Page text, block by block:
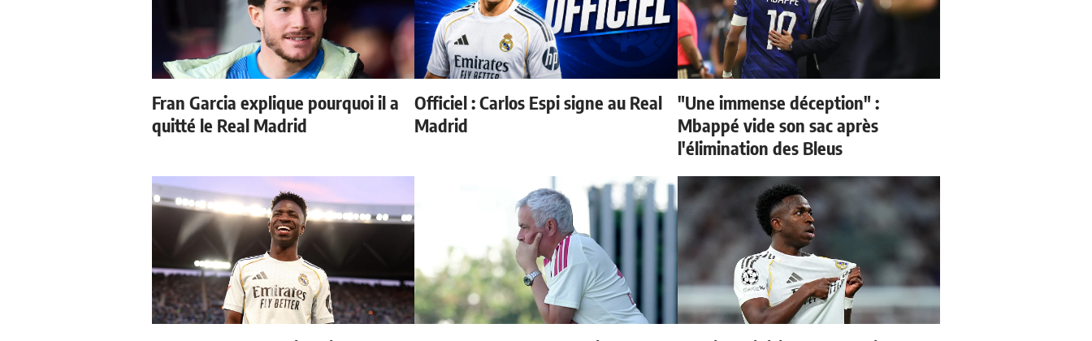
Fran Garcia explique pourquoi il a
quitté le Real Madrid
Officiel : Carlos Espi signe au Real
Madrid
"Une immense déception" :
Mbappé vide son sac après
l'élimination des Bleus